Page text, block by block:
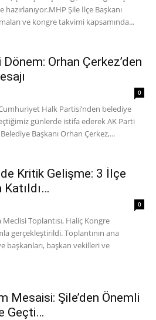
​MHP Şile İlçe Başkanı
ve kongre takvimi kapsamında...
Dönem: Orhan Çerkez’den
0
Halk Partisi’nden belediye
günlerde istifa ederek AK Parti
Başkanı Orhan Çerkez,...
Kritik Gelişme: 3 İlçe
0
Toplantısı, Haliç Kongre
gerçekleştirildi. Toplantının ana
başkanları, başkan vekilleri ve
Mesaisi: Şile’den Önemli
Geçti…